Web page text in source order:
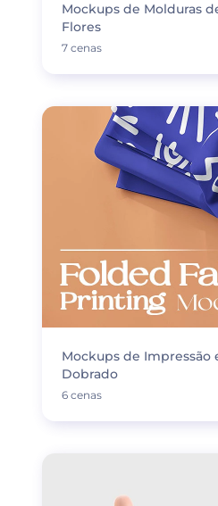
Mockups de Molduras
Flores
7 cenas
Mockups de Impressão
Dobrado
6 cenas